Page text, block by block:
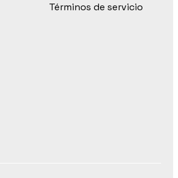
Términos de servicio